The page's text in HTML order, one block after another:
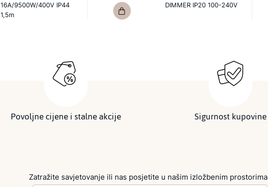
16A/9500W/400V IP44
1,5m
DIMMER IP20 100-240V
Povoljne cijene i stalne akcije Sigurnost kupovine
Zatražite savjetovanje ili nas posjetite u našim izložbenim prostorima